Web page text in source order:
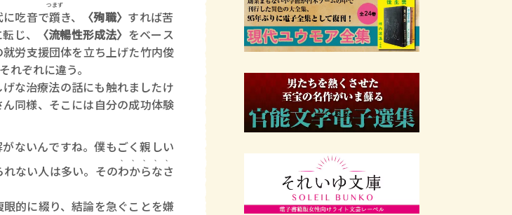
吃音で躓
つまず
き、 〈殉職〉 すれば苦
じ、
〈流暢性形成法〉 をベース
労支援団体を立ち上げた竹内俊
れぞれに違う。
な治療法の話にも触れましたけ
同様、そこには自分の成功体験
がないんですね。僕もごく親しい
ない人は多い。そのわからなさ
、、、、、
的に綴り、結論を急ぐことを嫌